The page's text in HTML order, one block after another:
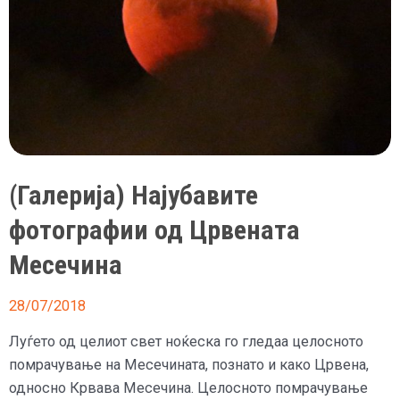
(Галерија) Најубавите
фотографии од Црвената
Месечина
28/07/2018
Луѓето од целиот свет ноќеска го гледаа целосното
помрачување на Месечината, познато и како Црвена,
односно Крвава Месечина. Целосното помрачување